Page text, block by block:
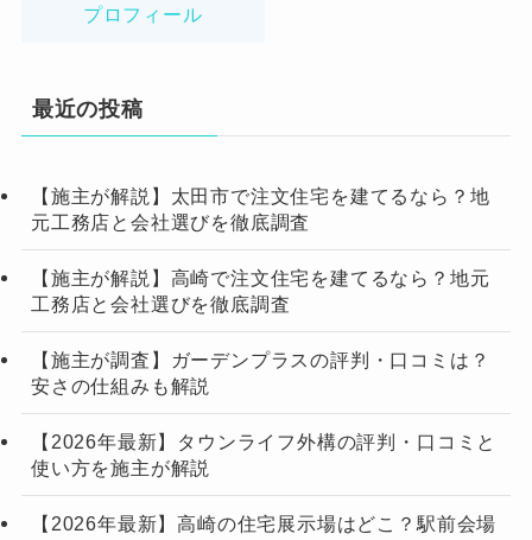
プロフィール
最近の投稿
【施主が解説】太田市で注文住宅を建てるなら？地
元工務店と会社選びを徹底調査
【施主が解説】高崎で注文住宅を建てるなら？地元
工務店と会社選びを徹底調査
【施主が調査】ガーデンプラスの評判・口コミは？
安さの仕組みも解説
【2026年最新】タウンライフ外構の評判・口コミと
使い方を施主が解説
【2026年最新】高崎の住宅展示場はどこ？駅前会場